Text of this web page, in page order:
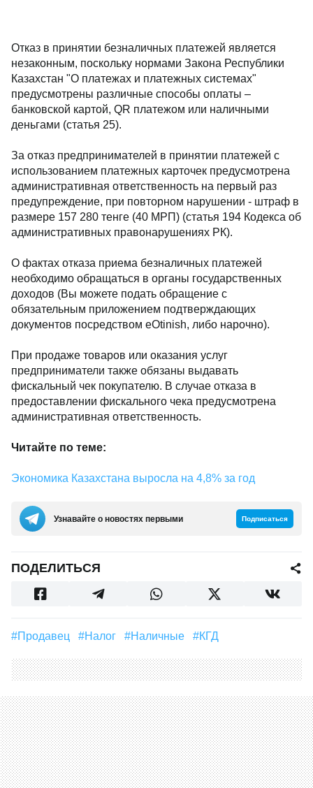
Отказ в принятии безналичных платежей является
незаконным, поскольку нормами Закона Республики
Казахстан "О платежах и платежных системах"
предусмотрены различные способы оплаты –
банковской картой, QR платежом или наличными
деньгами (статья 25).
За отказ предпринимателей в принятии платежей с
использованием платежных карточек предусмотрена
административная ответственность на первый раз
предупреждение, при повторном нарушении - штраф в
размере 157 280 тенге (40 МРП) (статья 194 Кодекса об
административных правонарушениях РК).
О фактах отказа приема безналичных платежей
необходимо обращаться в органы государственных
доходов (Вы можете подать обращение с
обязательным приложением подтверждающих
документов посредством eOtinish, либо нарочно).
При продаже товаров или оказания услуг
предприниматели также обязаны выдавать
фискальный чек покупателю. В случае отказа в
предоставлении фискального чека предусмотрена
административная ответственность.
Читайте по теме:
Экономика Казахстана выросла на 4,8% за год
Узнавайте о новостях первыми Подписаться
ПОДЕЛИТЬСЯ
#Продавец #налог #наличные #КГД